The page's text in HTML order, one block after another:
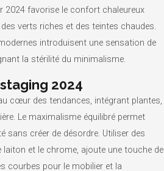
2024 favorise le confort chaleureux
verts riches et des teintes chaudes.
introduisent une sensation de
la stérilité du minimalisme.
2024
cœur des tendances, intégrant plantes,
Le maximalisme équilibré permet
sans créer de désordre. Utiliser des
et le chrome, ajoute une touche de
courbes pour le mobilier et la